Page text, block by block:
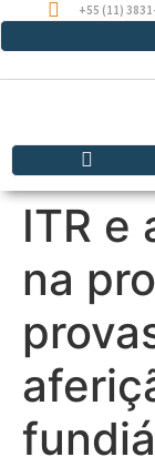
+55 (11)
ITR e
na